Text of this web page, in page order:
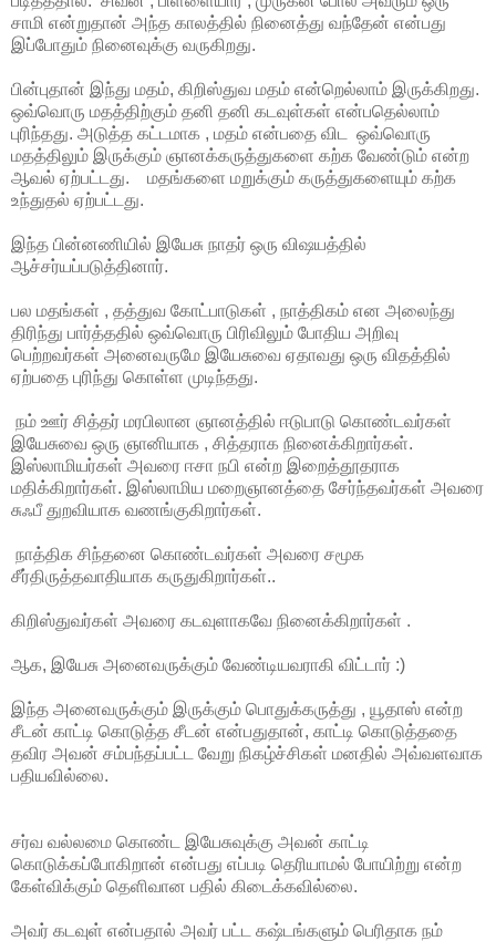
சாமி என்றுதான் அந்த காலத்தில் நினைத்து வந்தேன் என்பது
இப்போதும் நினைவுக்கு வருகிறது.
பின்புதான் இந்து மதம், கிறிஸ்துவ மதம் என்றெல்லாம் இருக்கிறது.
ஒவ்வொரு மதத்திற்கும் தனி தனி கடவுள்கள் என்பதெல்லாம்
புரிந்தது. அடுத்த கட்டமாக , மதம் என்பதை விட ஒவ்வொரு
மதத்திலும் இருக்கும் ஞானக்கருத்துகளை கற்க வேண்டும் என்ற
ஆவல் ஏற்பட்டது. மதங்களை மறுக்கும் கருத்துகளையும் கற்க
உந்துதல் ஏற்பட்டது.
இந்த பின்னணியில் இயேசு நாதர் ஒரு விஷயத்தில்
ஆச்சர்யப்படுத்தினார்.
பல மதங்கள் , தத்துவ கோட்பாடுகள் , நாத்திகம் என அலைந்து
திரிந்து பார்த்ததில் ஒவ்வொரு பிரிவிலும் போதிய அறிவு
பெற்றவர்கள் அனைவருமே இயேசுவை ஏதாவது ஒரு விதத்தில்
ஏற்பதை புரிந்து கொள்ள முடிந்தது.
நம் ஊர் சித்தர் மரபிலான ஞானத்தில் ஈடுபாடு கொண்டவர்கள்
இயேசுவை ஒரு ஞானியாக , சித்தராக நினைக்கிறார்கள்.
இஸ்லாமியர்கள் அவரை ஈசா நபி என்ற இறைத்தூதராக
மதிக்கிறார்கள். இஸ்லாமிய மறைஞானத்தை சேர்ந்தவர்கள் அவரை
சுஃபீ துறவியாக வணங்குகிறார்கள்.
நாத்திக சிந்தனை கொண்டவர்கள் அவரை சமூக
சீர்திருத்தவாதியாக கருதுகிறார்கள்..
கிறிஸ்துவர்கள் அவரை கடவுளாகவே நினைக்கிறார்கள் .
ஆக, இயேசு அனைவருக்கும் வேண்டியவராகி விட்டார் :)
இந்த அனைவருக்கும் இருக்கும் பொதுக்கருத்து , யூதாஸ் என்ற
சீடன் காட்டி கொடுத்த சீடன் என்பதுதான், காட்டி கொடுத்ததை
தவிர அவன் சம்பந்தப்பட்ட வேறு நிகழ்ச்சிகள் மனதில் அவ்வளவாக
பதியவில்லை.
சர்வ வல்லமை கொண்ட இயேசுவுக்கு அவன் காட்டி
கொடுக்கப்போகிறான் என்பது எப்படி தெரியாமல் போயிற்று என்ற
கேள்விக்கும் தெளிவான பதில் கிடைக்கவில்லை.
அவர் கடவுள் என்பதால் அவர் பட்ட கஷ்டங்களும் பெரிதாக நம்